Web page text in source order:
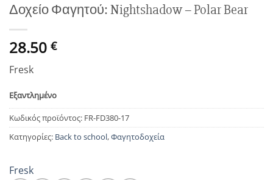
Δοχείο Φαγητού: Nightshadow – Polar Bear
28.50 €
Fresk
Εξαντλημένο
Κωδικός προϊόντος: FR-FD380-17
Κατηγορίες: Back to school,Φαγητοδοχεία
Fresk